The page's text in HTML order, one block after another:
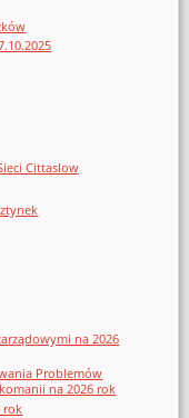
Cittaslow
na 2026
Problemów
na 2026 rok
rok